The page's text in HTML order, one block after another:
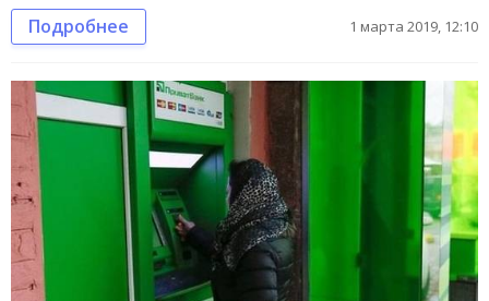
Подробнее 1 марта 2019, 12:10